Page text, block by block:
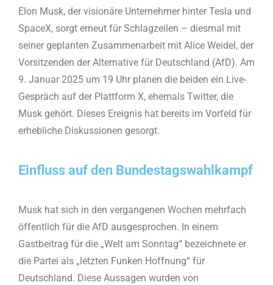
Elon Musk, der visionäre Unternehmer hinter Tesla und
SpaceX, sorgt erneut für Schlagzeilen – diesmal mit
seiner geplanten Zusammenarbeit mit Alice Weidel, der
Vorsitzenden der Alternative für Deutschland (AfD). Am
9. Januar 2025 um 19 Uhr planen die beiden ein Live-
Gespräch auf der Plattform X, ehemals Twitter, die
Musk gehört. Dieses Ereignis hat bereits im Vorfeld für
erhebliche Diskussionen gesorgt.
Einfluss auf den Bundestagswahlkampf
Musk hat sich in den vergangenen Wochen mehrfach
öffentlich für die AfD ausgesprochen. In einem
Gastbeitrag für die „Welt am Sonntag“ bezeichnete er
die Partei als „letzten Funken Hoffnung“ für
Deutschland. Diese Aussagen wurden von